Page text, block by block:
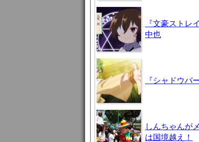
『文豪ストレ
中也
『シャドウバ
しんちゃんが
は国境越え！